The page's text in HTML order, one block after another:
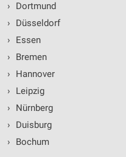
›
Dortmund
›
Düsseldorf
›
Essen
›
Bremen
›
Hannover
›
Leipzig
›
Nürnberg
›
Duisburg
›
Bochum